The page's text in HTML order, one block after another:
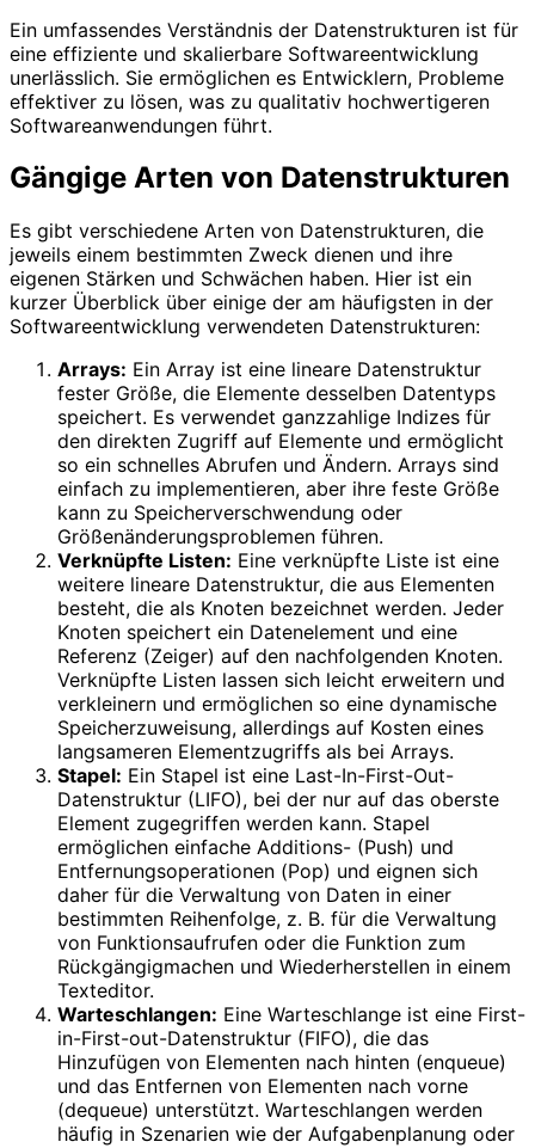
Ein umfassendes Verständnis der Datenstrukturen ist für
eine effiziente und skalierbare Softwareentwicklung
unerlässlich. Sie ermöglichen es Entwicklern, Probleme
effektiver zu lösen, was zu qualitativ hochwertigeren
Softwareanwendungen führt.
Gängige Arten von Datenstrukturen
Es gibt verschiedene Arten von Datenstrukturen, die
jeweils einem bestimmten Zweck dienen und ihre
eigenen Stärken und Schwächen haben. Hier ist ein
kurzer Überblick über einige der am häufigsten in der
Softwareentwicklung verwendeten Datenstrukturen:
Arrays: Ein Array ist eine lineare Datenstruktur
fester Größe, die Elemente desselben Datentyps
speichert. Es verwendet ganzzahlige Indizes für
den direkten Zugriff auf Elemente und ermöglicht
so ein schnelles Abrufen und Ändern. Arrays sind
einfach zu implementieren, aber ihre feste Größe
kann zu Speicherverschwendung oder
Größenänderungsproblemen führen.
Verknüpfte Listen: Eine verknüpfte Liste ist eine
weitere lineare Datenstruktur, die aus Elementen
besteht, die als Knoten bezeichnet werden. Jeder
Knoten speichert ein Datenelement und eine
Referenz (Zeiger) auf den nachfolgenden Knoten.
Verknüpfte Listen lassen sich leicht erweitern und
verkleinern und ermöglichen so eine dynamische
Speicherzuweisung, allerdings auf Kosten eines
langsameren Elementzugriffs als bei Arrays.
Stapel: Ein Stapel ist eine Last-In-First-Out-
Datenstruktur (LIFO), bei der nur auf das oberste
Element zugegriffen werden kann. Stapel
ermöglichen einfache Additions- (Push) und
Entfernungsoperationen (Pop) und eignen sich
daher für die Verwaltung von Daten in einer
bestimmten Reihenfolge, z. B. für die Verwaltung
von Funktionsaufrufen oder die Funktion zum
Rückgängigmachen und Wiederherstellen in einem
Texteditor.
Warteschlangen: Eine Warteschlange ist eine First-
in-First-out-Datenstruktur (FIFO), die das
Hinzufügen von Elementen nach hinten (enqueue)
und das Entfernen von Elementen nach vorne
(dequeue) unterstützt. Warteschlangen werden
häufig in Szenarien wie der Aufgabenplanung oder